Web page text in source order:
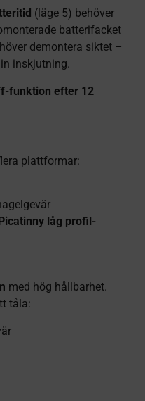
(läge 5) behöver
batterifacket
demontera siktet –
inskjutning.
funktion efter 12
plattformar:
låg profil-
med hög hållbarhet.
tåla: